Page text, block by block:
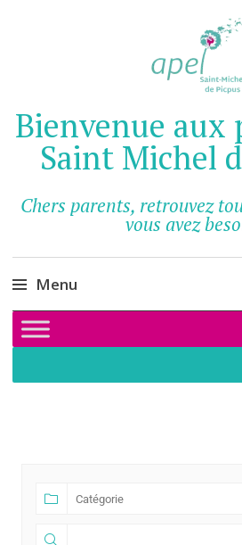
Bienvenue aux
Saint Michel
Chers parents, retrouvez
vous avez
Menu